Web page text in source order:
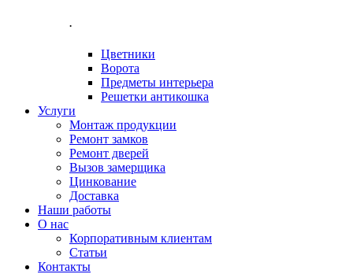
.
Цветники
Ворота
Предметы интерьера
Решетки антикошка
Услуги
Монтаж продукции
Ремонт замков
Ремонт дверей
Вызов замерщика
Цинкование
Доставка
Наши работы
О нас
Корпоративным клиентам
Статьи
Контакты